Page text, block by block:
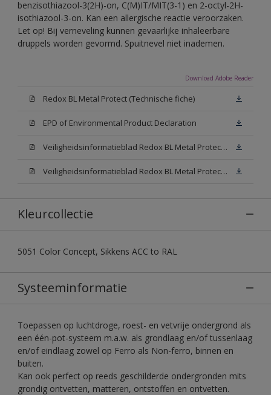
benzisothiazool-3(2H)-on, C(M)IT/MIT(3-1) en 2-octyl-2H-
isothiazool-3-on. Kan een allergische reactie veroorzaken.
Let op! Bij verneveling kunnen gevaarlijke inhaleerbare
druppels worden gevormd. Spuitnevel niet inademen.
Download Adobe Reader
Redox BL Metal Protect (Technische fiche)
EPD of Environmental Product Declaration
Veiligheidsinformatieblad Redox BL Metal Protect Satin (SDS)
Veiligheidsinformatieblad Redox BL Metal Protect Satin (SDS)
Kleurcollectie
5051 Color Concept, Sikkens ACC to RAL
Systeeminformatie
Toepassen op luchtdroge, roest- en vetvrije ondergrond als
een één-pot-systeem m.a.w. als grondlaag en/of tussenlaag
en/of eindlaag zowel op Ferro als Non-ferro, binnen en
buiten.
Kan ook perfect op reeds geschilderde ondergronden mits
grondig ontvetten, matteren, ontstoffen en ontvetten.